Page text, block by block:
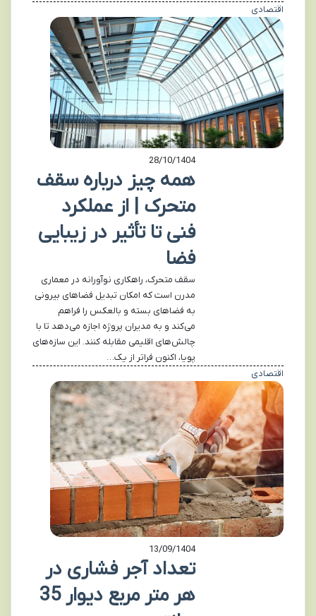
اقتصادی
28/10/1404
همه چیز درباره سقف
متحرک | از عملکرد
فنی تا تأثیر در زیبایی
فضا
سقف متحرک، راهکاری نوآورانه در معماری
مدرن است که امکان تبدیل فضاهای بیرونی
به فضاهای بسته و بالعکس را فراهم
می‌کند و به مدیران پروژه اجازه می‌دهد تا با
چالش‌های اقلیمی مقابله کنند. این سازه‌های
پویا، اکنون فراتر از یک…
اقتصادی
13/09/1404
تعداد آجر فشاری در
هر متر مربع دیوار 35